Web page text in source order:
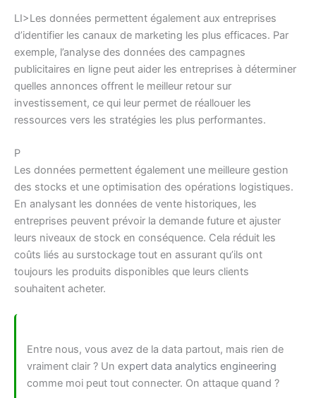
LI>Les données permettent également aux entreprises
d’identifier les canaux de marketing les plus efficaces. Par
exemple, l’analyse des données des campagnes
publicitaires en ligne peut aider les entreprises à déterminer
quelles annonces offrent le meilleur retour sur
investissement, ce qui leur permet de réallouer les
ressources vers les stratégies les plus performantes.
P
Les données permettent également une meilleure gestion
des stocks et une optimisation des opérations logistiques.
En analysant les données de vente historiques, les
entreprises peuvent prévoir la demande future et ajuster
leurs niveaux de stock en conséquence. Cela réduit les
coûts liés au surstockage tout en assurant qu’ils ont
toujours les produits disponibles que leurs clients
souhaitent acheter.
Entre nous, vous avez de la data partout, mais rien de
vraiment clair ? Un expert data analytics engineering
comme moi peut tout connecter. On attaque quand ?